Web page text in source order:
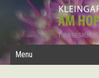
1938
Menu